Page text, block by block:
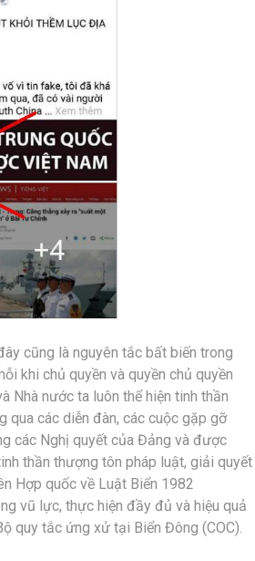
cũng là nguyên tắc bất biến trong
khi chủ quyền và quyền chủ quyền
Nhà nước ta luôn thể hiện tinh thần
qua các diễn đàn, các cuộc gặp gỡ
các Nghị quyết của Đảng và được
thần thượng tôn pháp luật, giải quyết
Hợp quốc về Luật Biển 1982
vũ lực, thực hiện đầy đủ và hiệu quả
quy tắc ứng xử tại Biển Đông (COC).